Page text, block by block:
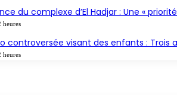
du complexe d’El Hadjar : Une «
heures
controversée visant des enfants : Trois
heures